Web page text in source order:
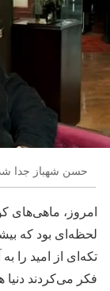
حسن شهباز جدا
امروز، ماهی‌های
لحظه‌ای بود که
تکه‌ای از امید را
فکر می‌کردند